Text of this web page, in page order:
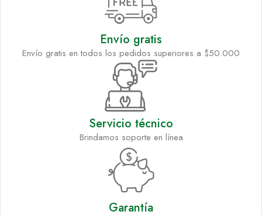
Envío gratis
Envío gratis en todos los pedidos superiores a $50.000
Servicio técnico
Brindamos soporte en línea
Garantía